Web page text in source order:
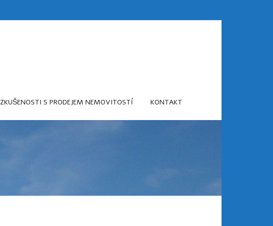
ZKUŠENOSTI S PRODEJEM NEMOVITOSTÍ KONTAKT